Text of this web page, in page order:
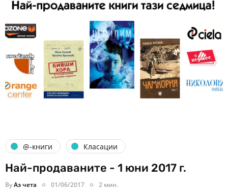
@-книги Класации
Най-продаваните - 1 юни 2017 г.
ByАз чета 01/06/2017 2 мин.